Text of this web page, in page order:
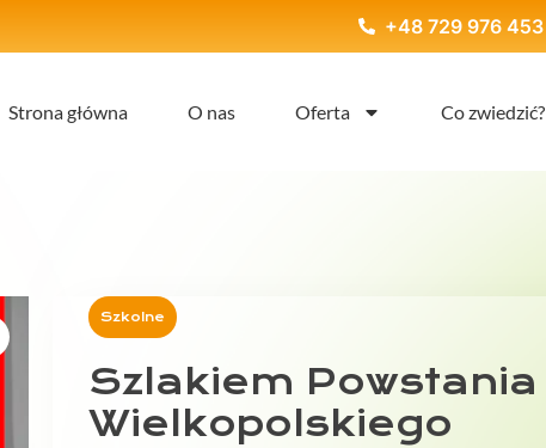
+48 729 976 453
Strona główna O nas Oferta Co zwiedzić?
Szkolne
Szlakiem Powstania
Wielkopolskiego